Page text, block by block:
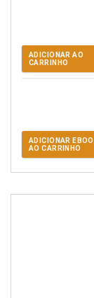
ADICIONAR AO
CARRINHO
ADICIONAR
AO CARRINHO